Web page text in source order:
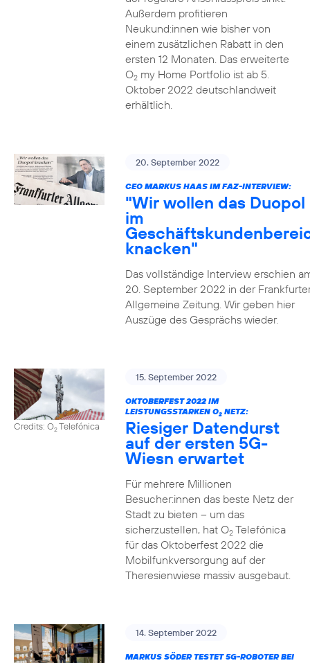
Außerdem profitieren
Neukund:innen wie bisher von
einem zusätzlichen Rabatt in den
ersten 12 Monaten. Das erweiterte
O2my Home Portfolio ist ab 5.
Oktober 2022 deutschlandweit
erhältlich.
20. September 2022
CEO MARKUS HAAS IM FAZ-INTERVIEW:
"Wir wollen das Duopol
im
knacken"
Das vollständige Interview erschien
20. September 2022 in der
Allgemeine Zeitung. Wir geben hier
Auszüge des Gesprächs wieder.
Credits: O2Telefónica
15. September 2022
OKTOBERFEST 2022 IM
LEISTUNGSSTARKEN O2NETZ:
Riesiger Datendurst
auf der ersten 5G-
Wiesn erwartet
Für mehrere Millionen
Besucher:innen das beste Netz der
Stadt zu bieten – um das
sicherzustellen, hat O2Telefónica
für das Oktoberfest 2022 die
Mobilfunkversorgung auf der
Theresienwiese massiv ausgebaut.
14. September 2022
MARKUS SÖDER TESTET 5G-ROBOTER BEI